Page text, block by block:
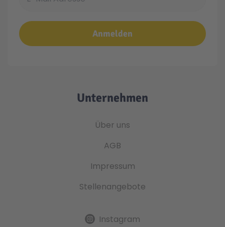
Anmelden
Unternehmen
Über uns
AGB
Impressum
Stellenangebote
Instagram